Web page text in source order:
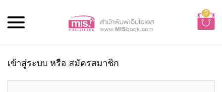
0
เข้าสู่ระบบ หรือ สมัครสมาชิก